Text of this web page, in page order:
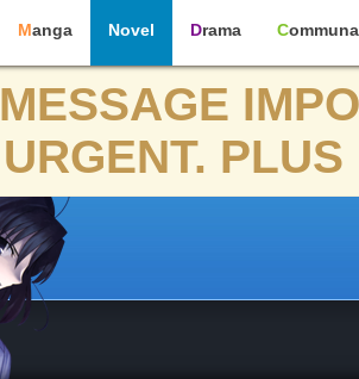
Manga Novel Drama
MESSAGE
URGENT.